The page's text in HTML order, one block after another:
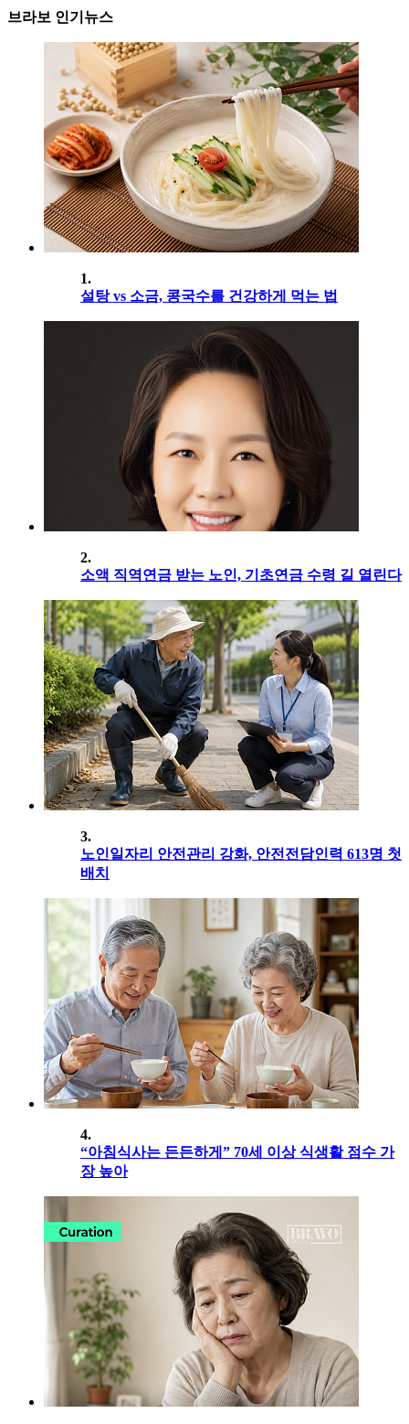
브라보 인기뉴스
1.
설탕 vs 소금, 콩국수를 건강하게 먹는 법
2.
소액 직역연금 받는 노인, 기초연금 수령 길 열린다
3.
노인일자리 안전관리 강화, 안전전담인력 613명 첫
배치
4.
“아침식사는 든든하게” 70세 이상 식생활 점수 가
장 높아